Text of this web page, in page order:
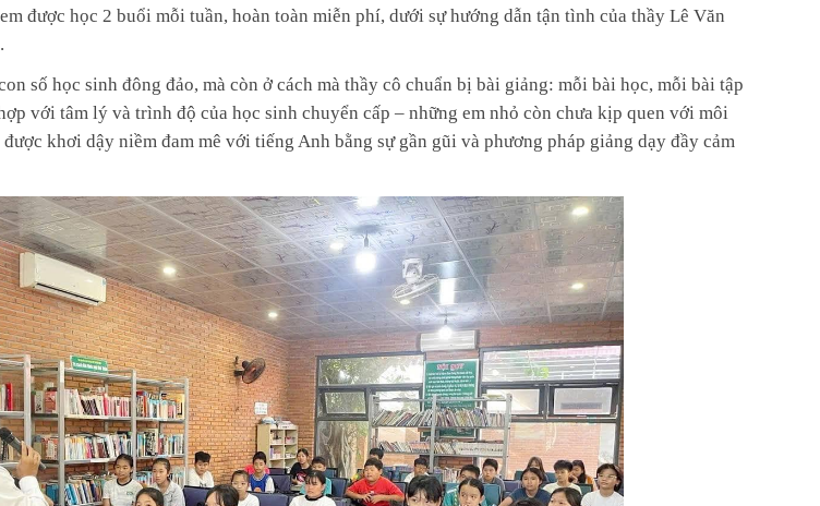
được học 2 buổi mỗi tuần, hoàn toàn miễn phí, dưới sự hướng dẫn tận tình của thầy Lê Văn
số học sinh đông đảo, mà còn ở cách mà thầy cô chuẩn bị bài giảng: mỗi bài học, mỗi bài tập
với tâm lý và trình độ của học sinh chuyển cấp – những em nhỏ còn chưa kịp quen với môi
khơi dậy niềm đam mê với tiếng Anh bằng sự gần gũi và phương pháp giảng dạy đầy cảm